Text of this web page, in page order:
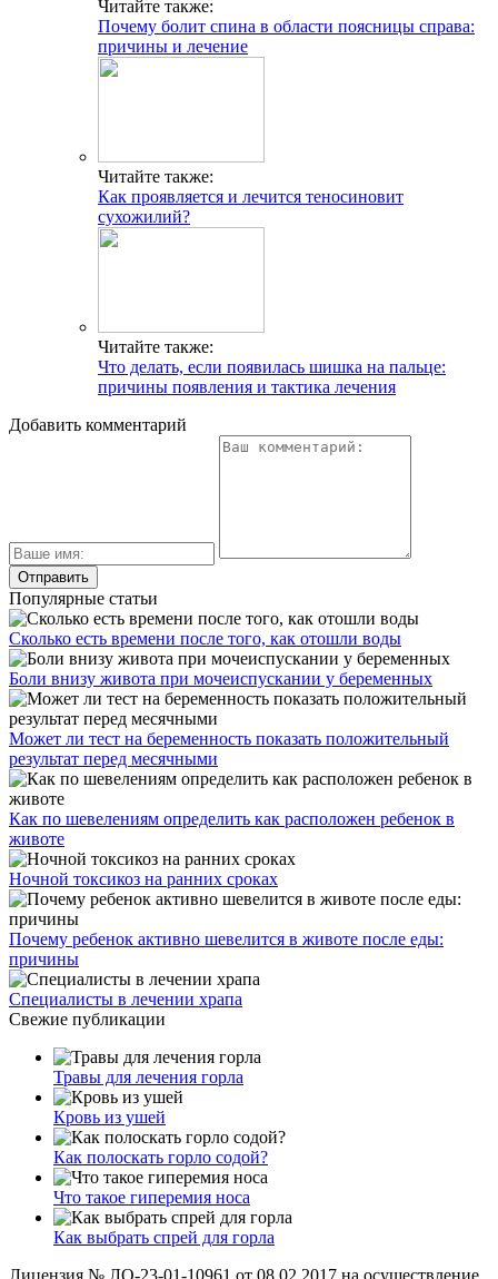
Читайте также:
Почему болит спина в области поясницы справа:
причины и лечение
Читайте также:
Как проявляется и лечится теносиновит
сухожилий?
Читайте также:
Что делать, если появилась шишка на пальце:
причины появления и тактика лечения
Добавить комментарий
Популярные статьи
Сколько есть времени после того, как отошли воды
Боли внизу живота при мочеиспускании у беременных
Может ли тест на беременность показать положительный
результат перед месячными
Как по шевелениям определить как расположен ребенок в
животе
Ночной токсикоз на ранних сроках
Почему ребенок активно шевелится в животе после еды:
причины
Специалисты в лечении храпа
Свежие публикации
Травы для лечения горла
Кровь из ушей
Как полоскать горло содой?
Что такое гиперемия носа
Как выбрать спрей для горла
Лицензия № ЛО-23-01-10961 от 08.02.2017 на осуществление